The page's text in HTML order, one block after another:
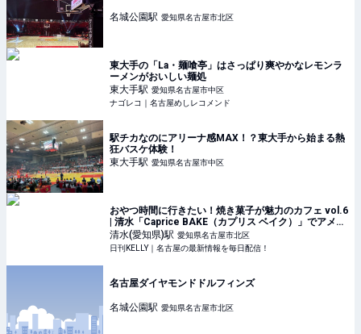
名城公園駅 愛知県名古屋市北区
東大手の「La・麺喰亭」はさっぱり爽やかなレモンラ
ーメンがおいしい麺処
東大手駅 愛知県名古屋市中区
ナゴレコ｜名古屋めしレコメンド
駅チカなのにアリーナ感MAX！？東大手から始まる熱
狂バスケ体験！
東大手駅 愛知県名古屋市中区
おやつ時間に行きたい！焼き菓子が魅力のカフェ vol.6
| 清水「Caprice BAKE（カプリス ベイク）」でアメリ
カンマフィンを堪能 | 日刊KELLY｜名古屋の最新情報を
毎日配信！
清水(愛知県)駅 愛知県名古屋市北区
日刊KELLY｜名古屋の最新情報を毎日配信！
名古屋ダイヤモンドドルフィンズ
名城公園駅 愛知県名古屋市北区